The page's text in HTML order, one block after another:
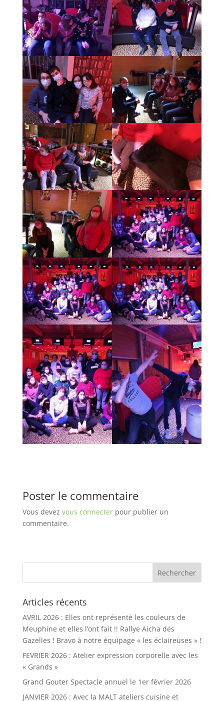
Poster le commentaire
Vous devez vous connecterpour publier un
commentaire.
Articles récents
AVRIL 2026 : Elles ont représenté les couleurs de
Meuphine et elles l’ont fait !! Rallye Aicha des
Gazelles ! Bravo à notre équipage « les éclaireuses » !
FEVRIER 2026 : Atelier expression corporelle avec les
« Grands »
Grand Gouter Spectacle annuel le 1er février 2026
JANVIER 2026 : Avec la MALT ateliers cuisine et